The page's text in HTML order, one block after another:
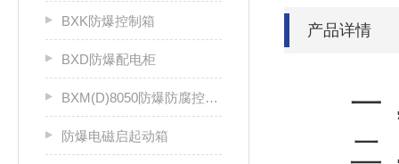
BXK防爆控制箱
BXD防爆配电柜
BXM(D)8050防爆防腐控制配电箱
防爆电磁启起动箱
产品详情
一，
二，